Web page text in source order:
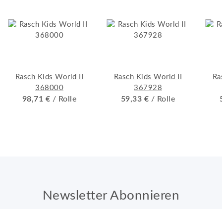
Rasch Kids World II
368000
98,71 € / Rolle
Rasch Kids World II
367928
59,33 € / Rolle
Newsletter Abonnieren